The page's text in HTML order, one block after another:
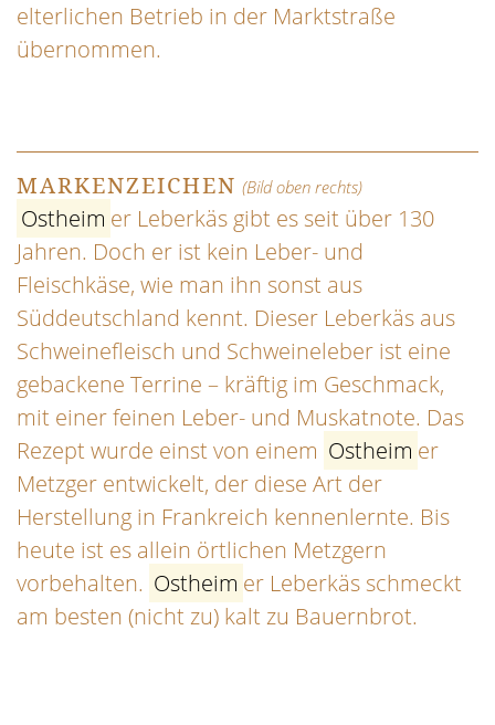
elterlichen Betrieb in der Marktstraße
übernommen.
MARKENZEICHEN (Bild oben rechts)
Ostheim er Leberkäs gibt es seit über 130
Jahren. Doch er ist kein Leber- und
Fleischkäse, wie man ihn sonst aus
Süddeutschland kennt. Dieser Leberkäs aus
Schweinefleisch und Schweineleber ist eine
gebackene Terrine – kräftig im Geschmack,
mit einer feinen Leber- und Muskatnote. Das
Rezept wurde einst von einem Ostheim er
Metzger entwickelt, der diese Art der
Herstellung in Frankreich kennenlernte. Bis
heute ist es allein örtlichen Metzgern
vorbehalten. Ostheim er Leberkäs schmeckt
am besten (nicht zu) kalt zu Bauernbrot.